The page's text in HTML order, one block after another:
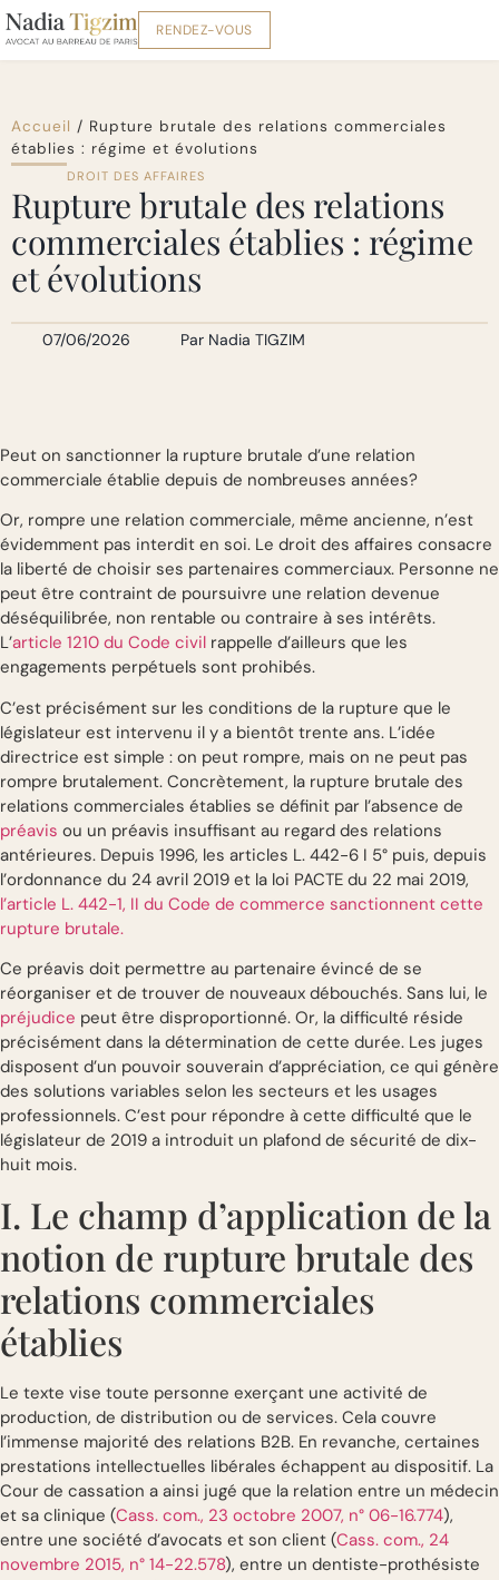
RENDEZ-VOUS
Accueil / Rupture brutale des relations commerciales
établies : régime et évolutions
DROIT DES AFFAIRES
Rupture brutale des relations
commerciales établies : régime
et évolutions
07/06/2026 Par Nadia TIGZIM
Peut on sanctionner la rupture brutale d’une relation
commerciale établie depuis de nombreuses années?
Or, rompre une relation commerciale, même ancienne, n’est
évidemment pas interdit en soi. Le droit des affaires consacre
la liberté de choisir ses partenaires commerciaux. Personne ne
peut être contraint de poursuivre une relation devenue
déséquilibrée, non rentable ou contraire à ses intérêts.
L’article 1210 du Code civil rappelle d’ailleurs que les
engagements perpétuels sont prohibés.
C’est précisément sur les conditions de la rupture que le
législateur est intervenu il y a bientôt trente ans. L’idée
directrice est simple : on peut rompre, mais on ne peut pas
rompre brutalement. Concrètement, la rupture brutale des
relations commerciales établies se définit par l’absence de
préavis ou un préavis insuffisant au regard des relations
antérieures. Depuis 1996, les articles L. 442-6 I 5° puis, depuis
l’ordonnance du 24 avril 2019 et la loi PACTE du 22 mai 2019,
l’article L. 442-1, II du Code de commerce sanctionnent cette
rupture brutale.
Ce préavis doit permettre au partenaire évincé de se
réorganiser et de trouver de nouveaux débouchés. Sans lui, le
préjudice peut être disproportionné. Or, la difficulté réside
précisément dans la détermination de cette durée. Les juges
disposent d’un pouvoir souverain d’appréciation, ce qui génère
des solutions variables selon les secteurs et les usages
professionnels. C’est pour répondre à cette difficulté que le
législateur de 2019 a introduit un plafond de sécurité de dix-
huit mois.
I. Le champ d’application de la
notion de rupture brutale des
relations commerciales
établies
Le texte vise toute personne exerçant une activité de
production, de distribution ou de services. Cela couvre
l’immense majorité des relations B2B. En revanche, certaines
prestations intellectuelles libérales échappent au dispositif. La
Cour de cassation a ainsi jugé que la relation entre un médecin
et sa clinique (Cass. com., 23 octobre 2007, n° 06-16.774),
entre une société d’avocats et son client (Cass. com., 24
novembre 2015, n° 14-22.578), entre un dentiste-prothésiste